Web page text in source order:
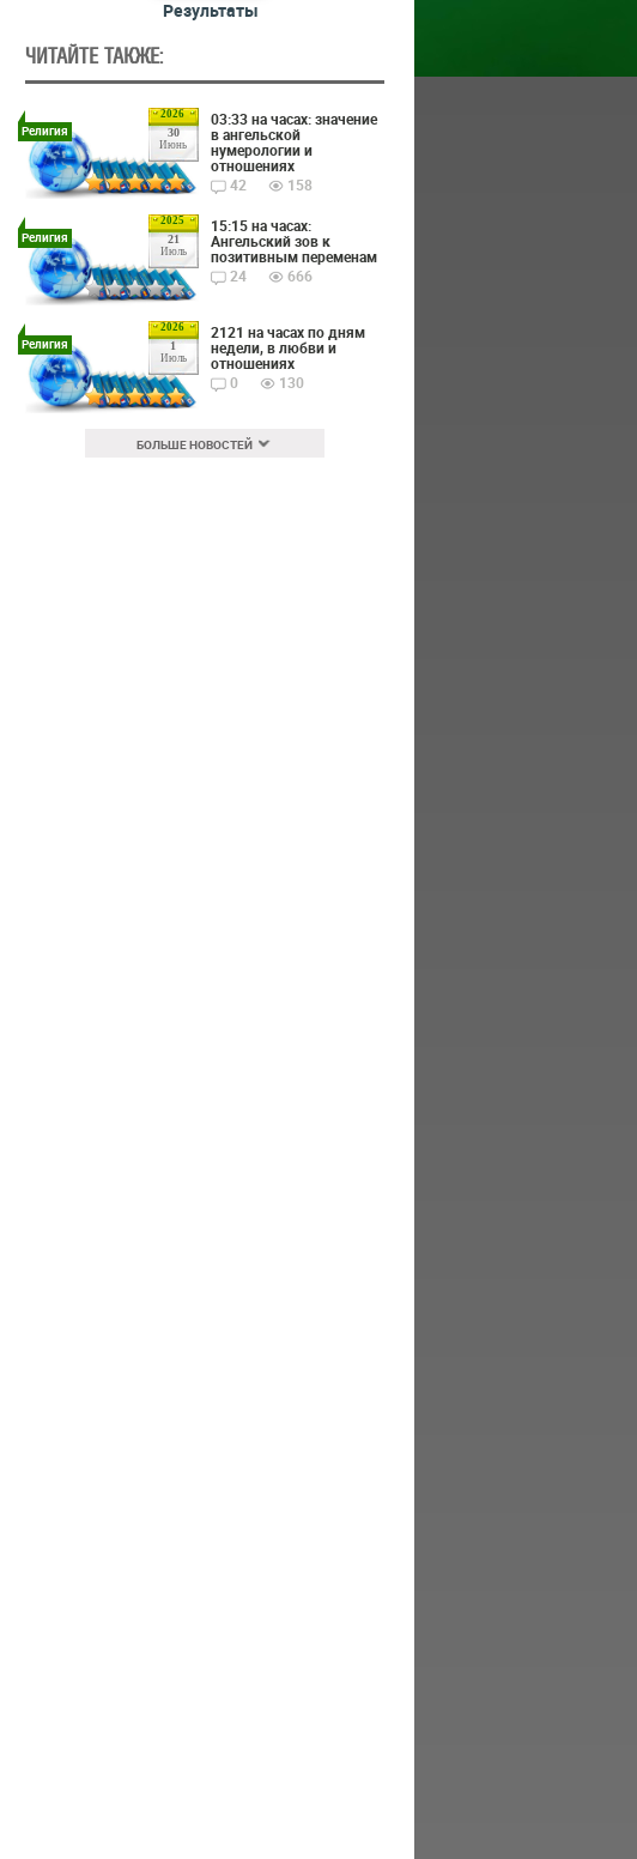
Результаты
ЧИТАЙТЕ ТАКЖЕ:
2026
30
Июнь
Религия
03:33 на часах: значение
в ангельской
нумерологии и
отношениях
42
158
2025
21
Июль
Религия
15:15 на часах:
Ангельский зов к
позитивным переменам
24
666
2026
1
Июль
Религия
2121 на часах по дням
недели, в любви и
отношениях
0
130
БОЛЬШЕ НОВОСТЕЙ